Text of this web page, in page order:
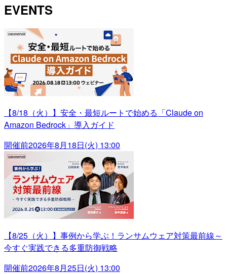
EVENTS
【8/18（火）】安全・最短ルートで始める「Claude on
Amazon Bedrock」導入ガイド
開催前2026年8月18日(火) 13:00
【8/25（火）】事例から学ぶ！ランサムウェア対策最前線～
今すぐ実践できる多重防御戦略
開催前2026年8月25日(火) 13:00